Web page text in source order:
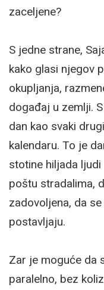
zaceljene?
S jedne strane,
kako glasi njegov
okupljanja,
događaj u zemlji.
dan kao svaki
kalendaru. To je
stotine hiljada
poštu stradalima,
zadovoljena, da
postavljaju.
Zar je moguće da
paralelno, bez